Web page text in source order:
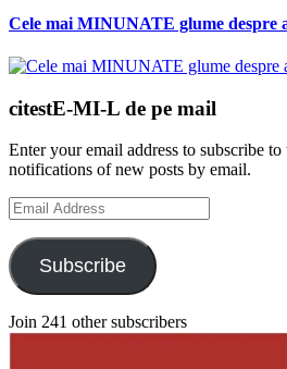
Cele mai MINUNATE glume despre
citestE-MI-L de pe mail
Enter your email address to subscribe
notifications of new posts by email.
Email
Address
Subscribe
Join 241 other subscribers